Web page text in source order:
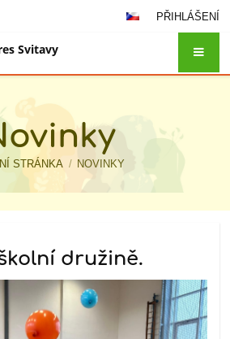
PŘIHLÁŠENÍ
Svitavy
STRÁNKA / NOVINKY
družině.